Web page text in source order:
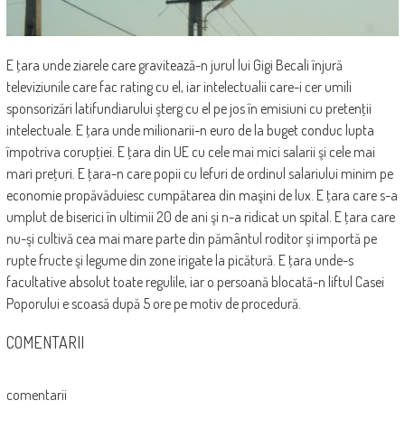
E ţara unde ziarele care gravitează-n jurul lui Gigi Becali înjură
televiziunile care fac rating cu el, iar intelectualii care-i cer umili
sponsorizări latifundiarului şterg cu el pe jos în emisiuni cu pretenţii
intelectuale. E ţara unde milionarii-n euro de la buget conduc lupta
împotriva corupţiei. E ţara din UE cu cele mai mici salarii şi cele mai
mari preţuri. E ţara-n care popii cu lefuri de ordinul salariului minim pe
economie propăvăduiesc cumpătarea din maşini de lux. E ţara care s-a
umplut de biserici în ultimii 20 de ani şi n-a ridicat un spital. E ţara care
nu-şi cultivă cea mai mare parte din pământul roditor şi importă pe
rupte fructe şi legume din zone irigate la picătură. E ţara unde-s
facultative absolut toate regulile, iar o persoană blocată-n liftul Casei
Poporului e scoasă după 5 ore pe motiv de procedură.
COMENTARII
comentarii